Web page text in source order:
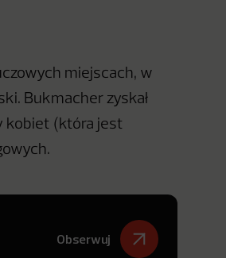
miejscach, w
Bukmacher zyskał
kobiet (która jest
Obserwuj